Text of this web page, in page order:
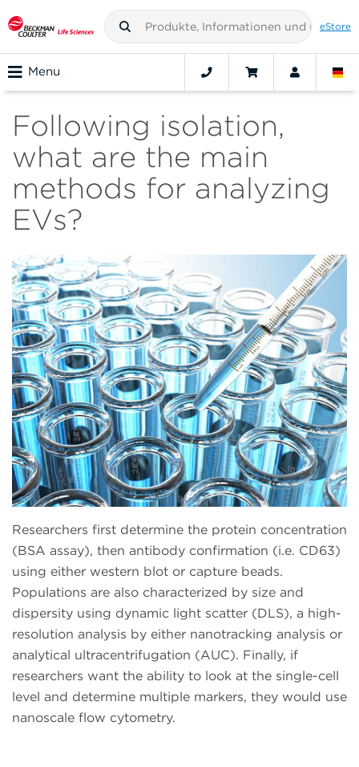
eStore
Menu
Following isolation,
what are the main
methods for analyzing
EVs?
Researchers first determine the protein concentration
(BSA assay), then antibody confirmation (i.e. CD63)
using either western blot or capture beads.
Populations are also characterized by size and
dispersity using dynamic light scatter (DLS), a high-
resolution analysis by either nanotracking analysis or
analytical ultracentrifugation (AUC). Finally, if
researchers want the ability to look at the single-cell
level and determine multiple markers, they would use
nanoscale flow cytometry.